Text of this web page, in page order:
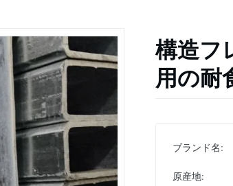
構造フ
用の耐
ブランド名:
原産地: